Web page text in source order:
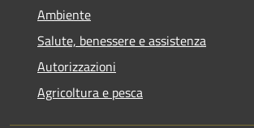
Ambiente
Salute, benessere e assistenza
Autorizzazioni
Agricoltura e pesca